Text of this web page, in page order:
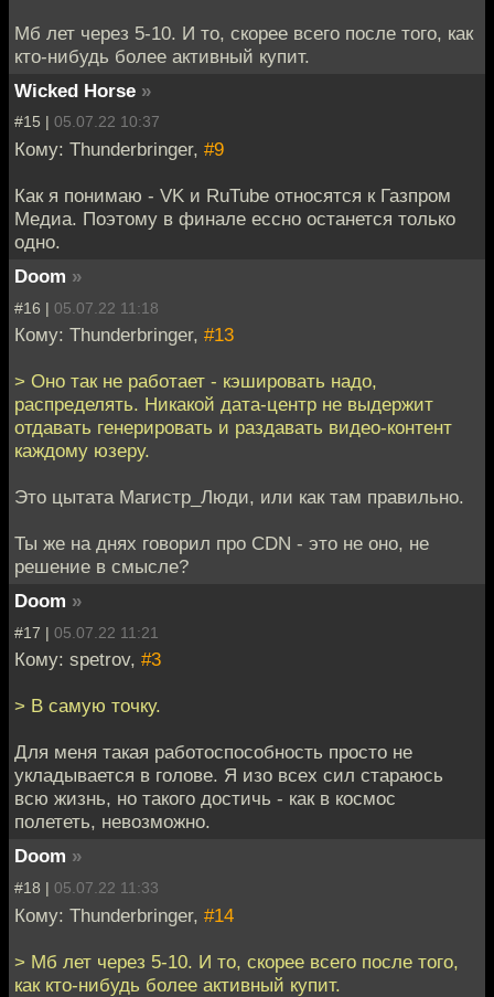
Мб лет через 5-10. И то, скорее всего после того, как
кто-нибудь более активный купит.
Wicked Horse »
#15 | 05.07.22 10:37
Кому: Thunderbringer, #9
Как я понимаю - VK и RuTube относятся к Газпром
Медиа. Поэтому в финале ессно останется только
одно.
Doom »
#16 | 05.07.22 11:18
Кому: Thunderbringer, #13
> Оно так не работает - кэшировать надо,
распределять. Никакой дата-центр не выдержит
отдавать генерировать и раздавать видео-контент
каждому юзеру.
Это цытата Магистр_Люди, или как там правильно.
Ты же на днях говорил про CDN - это не оно, не
решение в смысле?
Doom »
#17 | 05.07.22 11:21
Кому: spetrov, #3
> В самую точку.
Для меня такая работоспособность просто не
укладывается в голове. Я изо всех сил стараюсь
всю жизнь, но такого достичь - как в космос
полететь, невозможно.
Doom »
#18 | 05.07.22 11:33
Кому: Thunderbringer, #14
> Мб лет через 5-10. И то, скорее всего после того,
как кто-нибудь более активный купит.